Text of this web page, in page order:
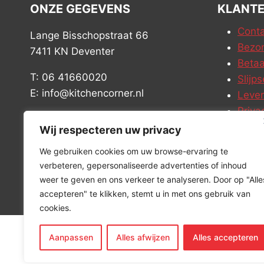
Wij respecteren uw privacy
We gebruiken cookies om uw browse-ervaring te
verbeteren, gepersonaliseerde advertenties of inhoud
weer te geven en ons verkeer te analyseren. Door op
accepteren" te klikken, stemt u in met ons gebruik van
cookies.
Aanpassen Alles afwijzen Alles accepteren
ONZE GEGEVENS
Lange Bisschopstraat 66
7411 KN Deventer
T: 06 41660020
E: info@kitchencorner.nl
BTW: NL001915997B81